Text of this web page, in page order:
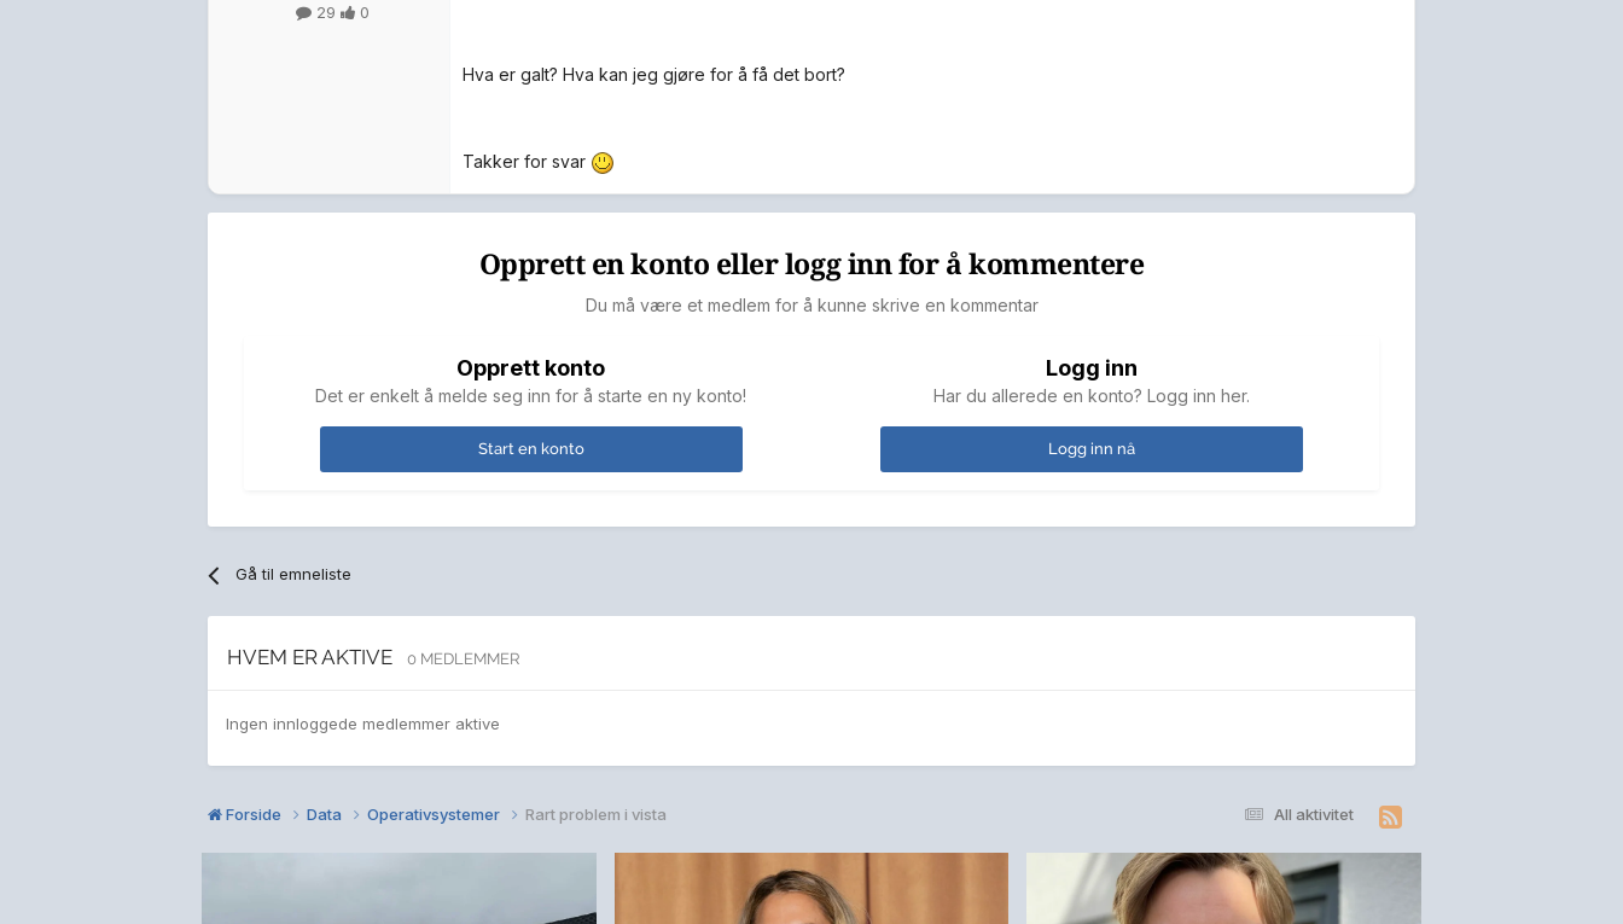
29 0
Hva er galt? Hva kan jeg gjøre for å få det bort?
Takker for svar
Opprett en konto eller logg inn for å kommentere
Du må være et medlem for å kunne skrive en kommentar
Opprett konto
Det er enkelt å melde seg inn for å starte en ny konto!
Start en konto
Logg inn
Har du allerede en konto? Logg inn her.
Logg inn nå
Gå til emneliste
HVEM ER AKTIVE 0 MEDLEMMER
Ingen innloggede medlemmer aktive
All aktivitet
Forside Data Operativsystemer Rart problem i vista